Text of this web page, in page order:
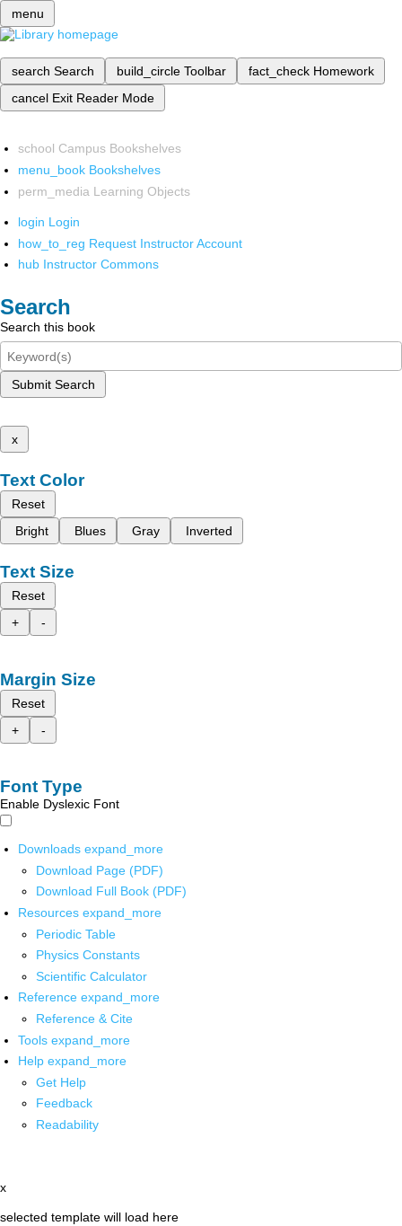
menu
search Search build_circle Toolbar fact_check Homework
cancel Exit Reader Mode
school Campus Bookshelves
menu_book Bookshelves
perm_media Learning Objects
login Login
how_to_reg Request Instructor Account
hub Instructor Commons
Search
Search this book
Submit Search
x
Text Color
Reset
Bright
Blues Gray Inverted
Text Size
Reset
+
-
Margin Size
Reset
+
-
Font Type
Enable Dyslexic Font
Downloads expand_more
Download Page (PDF)
Download Full Book (PDF)
Resources expand_more
Periodic Table
Physics Constants
Scientific Calculator
Reference expand_more
Reference & Cite
Tools expand_more
Help expand_more
Get Help
Feedback
Readability
x
selected template will load here